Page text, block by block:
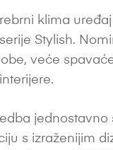
klima
Stylish.
veće
jednostavno
s izraženijim